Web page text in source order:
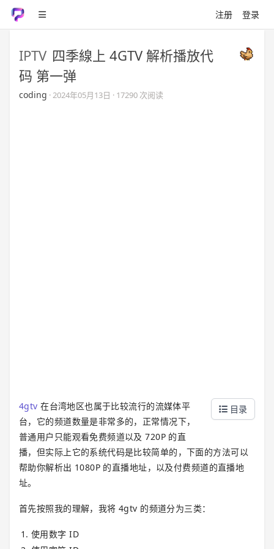
注册 登录
IPTV 四季線上 4GTV 解析播放代
码 第一弹
coding ·2024年05月13日 · 17290 次阅读
目录
4gtv 在台湾地区也属于比较流行的流媒体平
台，它的频道数量是非常多的，正常情况下，
普通用户只能观看免费频道以及 720P 的直
播，但实际上它的系统代码是比较简单的，下面的方法可以
帮助你解析出 1080P 的直播地址，以及付费频道的直播地
址。
首先按照我的理解，我将 4gtv 的频道分为三类：
使用数字 ID